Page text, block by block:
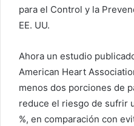
para el Control y la
EE. UU.
Ahora un estudio
American Heart
menos dos porciones de
reduce el riesgo de sufrir
%, en comparación con